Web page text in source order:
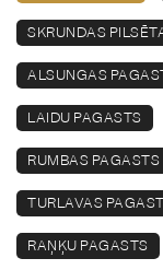
SKRUNDAS
ALSUNGAS
LAIDU PAGASTS
RUMBAS PAGASTS
TURLAVAS
RAŅĶU PAGASTS